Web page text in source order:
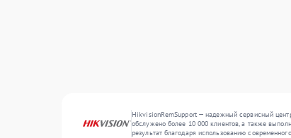
HikvisionRemSupport — надежный сервисный
обслужено более 10 000 клиентов, а также
результат благодаря использованию